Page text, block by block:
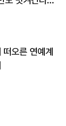
오른 연예계